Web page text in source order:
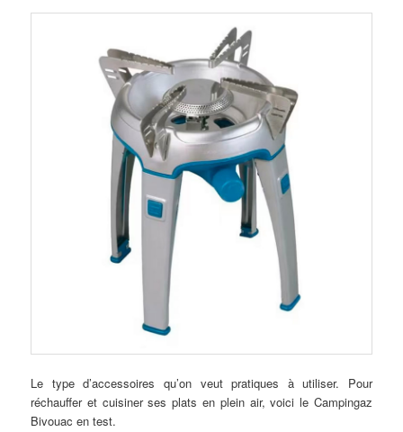
Le type d’accessoires qu’on veut pratiques à utiliser. Pour
réchauffer et cuisiner ses plats en plein air, voici le Campingaz
Bivouac en test.